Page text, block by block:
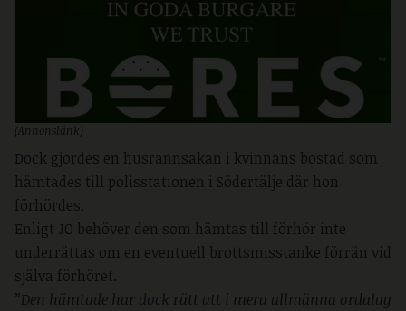
(Annonslänk)
Dock gjordes en husrannsakan i kvinnans bostad som
hämtades till polisstationen i Södertälje där hon
förhördes.
Enligt JO behöver den som hämtas till förhör inte
underrättas om en eventuell brottsmisstanke förrän vid
själva förhöret.
”Den hämtade har dock rätt att i mera allmänna ordalag